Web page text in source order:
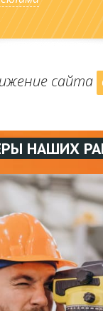
сайта
НАШИХ